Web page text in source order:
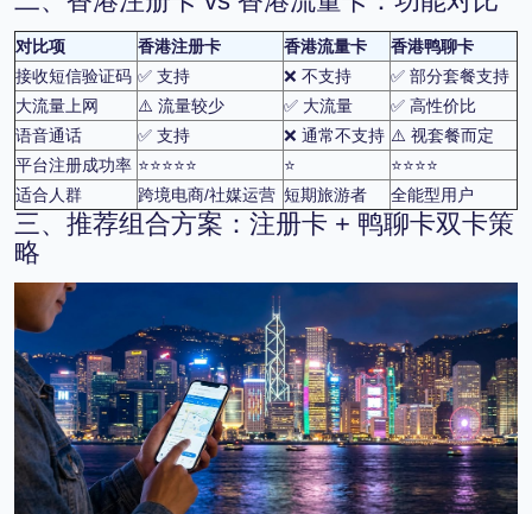
对比项 香港注册卡 香港流量卡
香港鸭聊卡
接收短信验证码 ✅ 支持 ❌ 不支持
✅ 部分套餐支持
大流量上网
⚠️ 流量较少 ✅ 大流量
✅ 高性价比
语音通话
✅ 支持 ❌ 通常不支持 ⚠️ 视套餐而定
平台注册成功率 ⭐⭐⭐⭐⭐ ⭐
⭐⭐⭐⭐
适合人群
跨境电商/社媒运营 短期旅游者 全能型用户
三、推荐组合方案：注册卡 + 鸭聊卡双卡策
略